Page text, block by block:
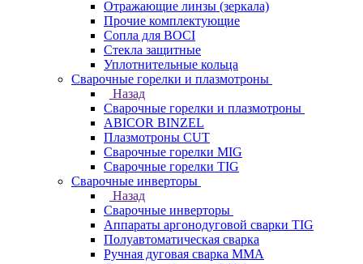
Отражающие линзы (зеркала)
Прочие комплектующие
Сопла для BOCI
Стекла защитные
Уплотнительные кольца
Сварочные горелки и плазмотроны
Назад
Сварочные горелки и плазмотроны
ABICOR BINZEL
Плазмотроны CUT
Сварочные горелки MIG
Сварочные горелки TIG
Сварочные инверторы
Назад
Сварочные инверторы
Аппараты аргонодуговой сварки TIG
Полуавтоматическая сварка
Ручная дуговая сварка MMA